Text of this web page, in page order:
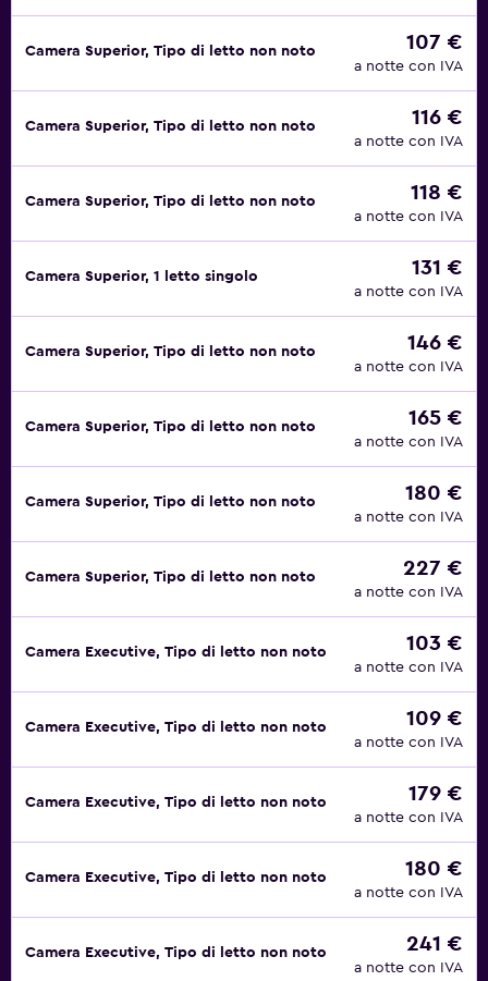
Camera Superior, Tipo di letto non noto 107 €
a notte con IVA
Camera Superior, Tipo di letto non noto 116 €
a notte con IVA
Camera Superior, Tipo di letto non noto 118 €
a notte con IVA
Camera Superior, 1 letto singolo 131 €
a notte con IVA
Camera Superior, Tipo di letto non noto 146 €
a notte con IVA
Camera Superior, Tipo di letto non noto 165 €
a notte con IVA
Camera Superior, Tipo di letto non noto 180 €
a notte con IVA
Camera Superior, Tipo di letto non noto 227 €
a notte con IVA
Camera Executive, Tipo di letto non noto 103 €
a notte con IVA
Camera Executive, Tipo di letto non noto 109 €
a notte con IVA
Camera Executive, Tipo di letto non noto 179 €
a notte con IVA
Camera Executive, Tipo di letto non noto 180 €
a notte con IVA
Camera Executive, Tipo di letto non noto 241 €
a notte con IVA